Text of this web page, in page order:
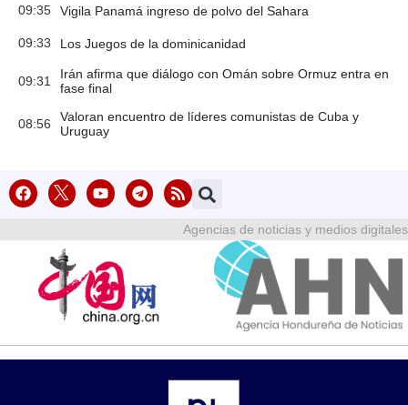
09:35 Vigila Panamá ingreso de polvo del Sahara
09:33 Los Juegos de la dominicanidad
09:31
Irán afirma que diálogo con Omán sobre Ormuz entra en
fase final
08:56
Valoran encuentro de líderes comunistas de Cuba y
Uruguay
Agencias de noticias y medios digitales